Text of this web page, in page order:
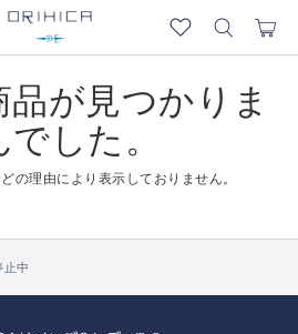
が見つかりま
した。
の理由により表示しておりません。
止中